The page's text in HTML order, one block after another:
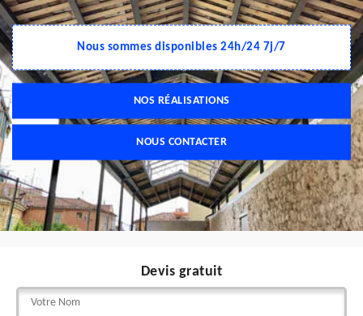
Nous sommes disponibles 24h/24 7j/7
NOS RÉALISATIONS
NOUS CONTACTER
Devis gratuit